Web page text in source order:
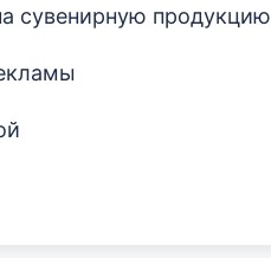
сувенирную продукцию